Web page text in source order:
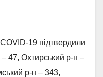
19 підтвердили
– 47, Охтирський р-н –
р-н – 343,